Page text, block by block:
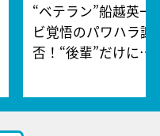
“ベテラン”船越英一
ビ覚悟のパワハラ謝
否！“後輩”だけに…